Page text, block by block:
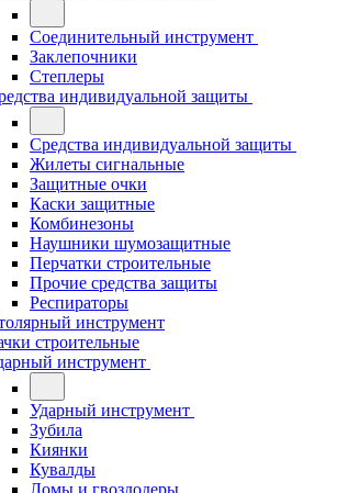
Соединительный инструмент
Заклепочники
Степлеры
индивидуальной защиты
Средства индивидуальной защиты
Жилеты сигнальные
Защитные очки
Каски защитные
Комбинезоны
Наушники шумозащитные
Перчатки строительные
Прочие средства защиты
Респираторы
инструмент
строительные
инструмент
Ударный инструмент
Зубила
Киянки
Кувалды
Ломы и гвоздодеры